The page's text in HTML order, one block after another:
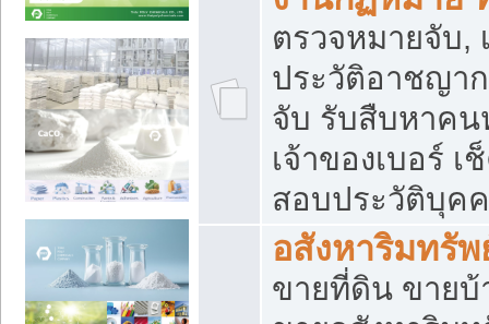
ตรวจหมายจับ,
ประวัติอาชญา
จับ รับสืบหาคน
เจ้าของเบอร์
สอบประวัติบุค
อสังหาริมทรัพ
ขายที่ดิน ขายบ้